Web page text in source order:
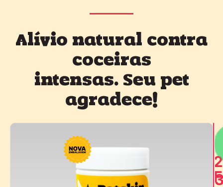
Alívio natural contra
coceiras
intensas. Seu pet
agradece!
2